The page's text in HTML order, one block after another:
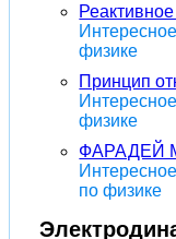
физике
Принцип
физике
ФАРАДЕЙ
по физике